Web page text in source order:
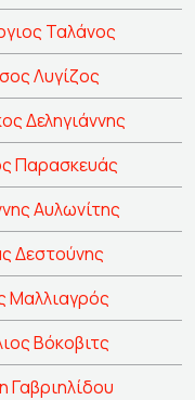
Ταλάνος
Λυγίζος
Δεληγιάννης
Παρασκευάς
Αυλωνίτης
Δεστούνης
Μαλλιαγρός
Βόκοβιτς
Γαβριηλίδου